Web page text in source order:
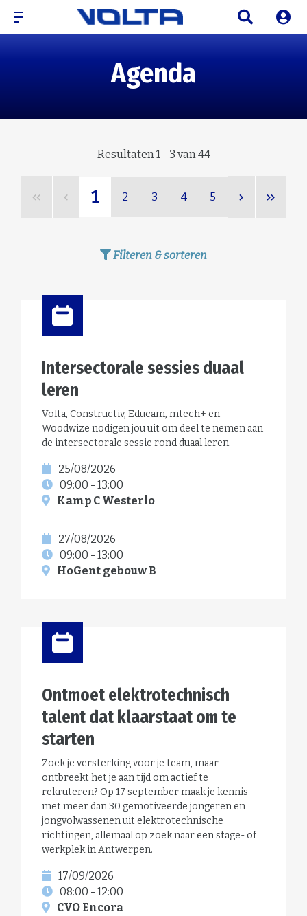
Agenda
Resultaten 1 - 3 van 44
1 2 3 4 5
Filteren & sorteren
Intersectorale sessies duaal
leren
Volta, Constructiv, Educam, mtech+ en
Woodwize nodigen jou uit om deel te nemen aan
de intersectorale sessie rond duaal leren.
25/08/2026
09:00 - 13:00
Kamp C Westerlo
27/08/2026
09:00 - 13:00
HoGent gebouw B
Ontmoet elektrotechnisch
talent dat klaarstaat om te
starten
Zoek je versterking voor je team, maar
ontbreekt het je aan tijd om actief te
rekruteren? Op 17 september maak je kennis
met meer dan 30 gemotiveerde jongeren en
jongvolwassenen uit elektrotechnische
richtingen, allemaal op zoek naar een stage- of
werkplek in Antwerpen.
17/09/2026
08:00 - 12:00
CVO Encora